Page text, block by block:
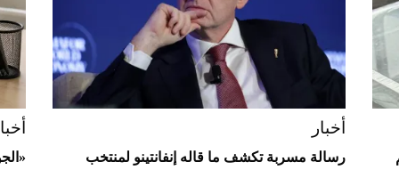
أخبار
رسالة مسربة تكشف ما قاله إنفانتينو لمنتخب